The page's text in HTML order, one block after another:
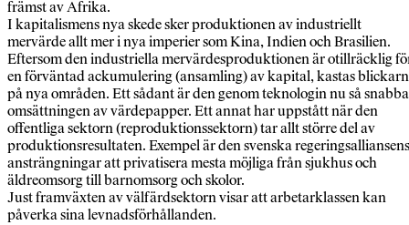
främst av Afrika.
I kapitalismens nya skede sker produktionen av industriellt
mervärde allt mer i nya imperier som Kina, Indien och Brasilien.
Eftersom den industriella mervärdesproduktionen är otillräcklig
en förväntad ackumulering (ansamling) av kapital, kastas
på nya områden. Ett sådant är den genom teknologin nu så snabba
omsättningen av värdepapper. Ett annat har uppstått när den
offentliga sektorn (reproduktionssektorn) tar allt större del av
produktionsresultaten. Exempel är den svenska regeringsalliansens
ansträngningar att privatisera mesta möjliga från sjukhus och
äldreomsorg till barnomsorg och skolor.
Just framväxten av välfärdsektorn visar att arbetarklassen kan
påverka sina levnadsförhållanden.